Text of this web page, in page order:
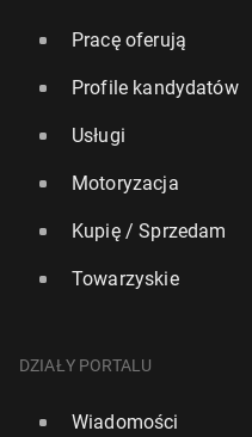
Pracę oferują
Profile kandydatów
Usługi
Motoryzacja
Kupię / Sprzedam
Towarzyskie
DZIAŁY PORTALU
Wiadomości